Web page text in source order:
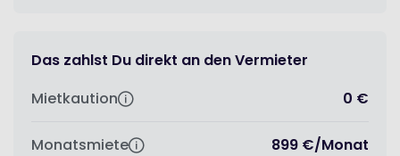
Das zahlst Du direkt an den Vermieter
Mietkaution
0 €
Monatsmiete 899 €/Monat